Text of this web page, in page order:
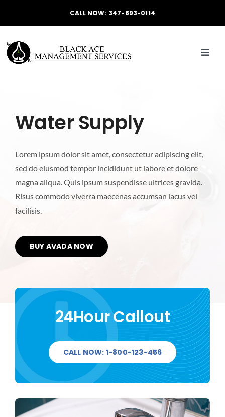
CALL NOW: 347-893-0114
ABOUT
SERVICES
CONTACT
Water Supply
Lorem ipsum dolor sit amet, consectetur adipiscing elit,
sed do eiusmod tempor incididunt ut labore et dolore
magna aliqua. Quis ipsum suspendisse ultrices gravida.
Risus commodo viverra maecenas accumsan lacus vel
facilisis.
BUY AVADA NOW
24Hour Callout
CALL NOW: 1-800-123-456